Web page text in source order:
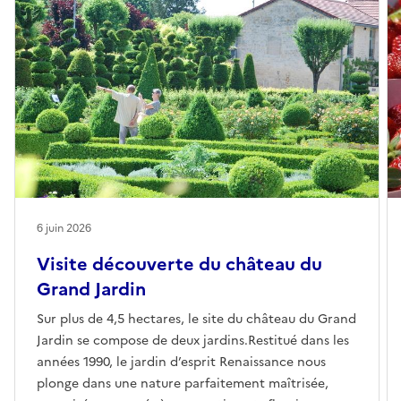
Visite découverte du château du
Grand Jardin
Sur plus de 4,5 hectares, le site du château du Grand
Jardin se compose de deux jardins.Restitué dans les
années 1990, le jardin d’esprit Renaissance nous
plonge dans une nature parfaitement maîtrisée,
6 juin 2026